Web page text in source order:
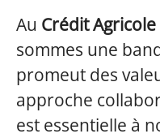
Au Crédit Agricole
sommes une
promeut des
approche
est essentielle à